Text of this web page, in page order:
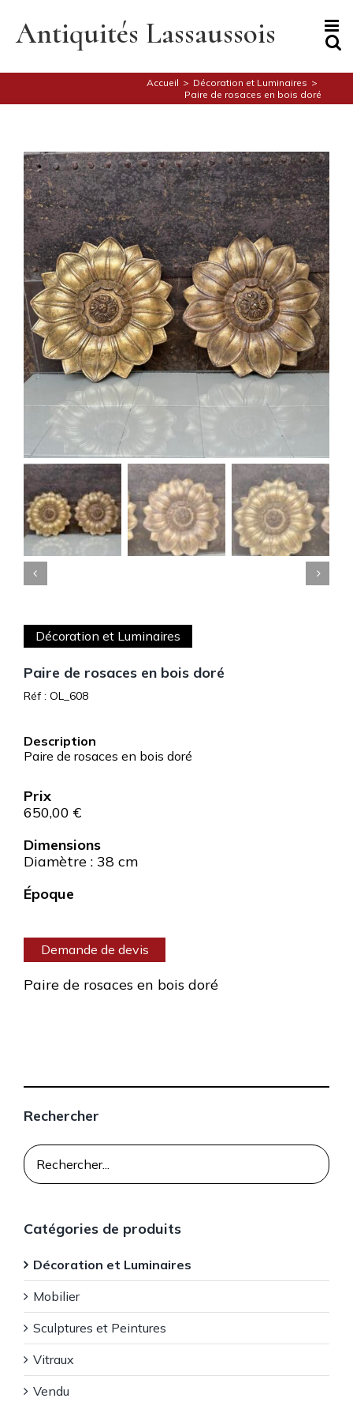
content
Antiquités Lassaussois
Accueil > Décoration et Luminaires >
Paire de rosaces en bois doré
 
Paire de rosaces en bois doré
650,00€
Paire de rosaces en bois doré
Dimensions
Diamètre : 38 cm
Époque
Décoration et Luminaires
Réf : OL_608
Demande de devis
Paire de rosaces en bois doré
Rechercher
Catégories de produits
Décoration et Luminaires
Mobilier
Sculptures et Peintures
Vendu
Vitraux